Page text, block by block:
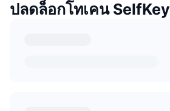
ปลดล็อกโทเคน SelfKey